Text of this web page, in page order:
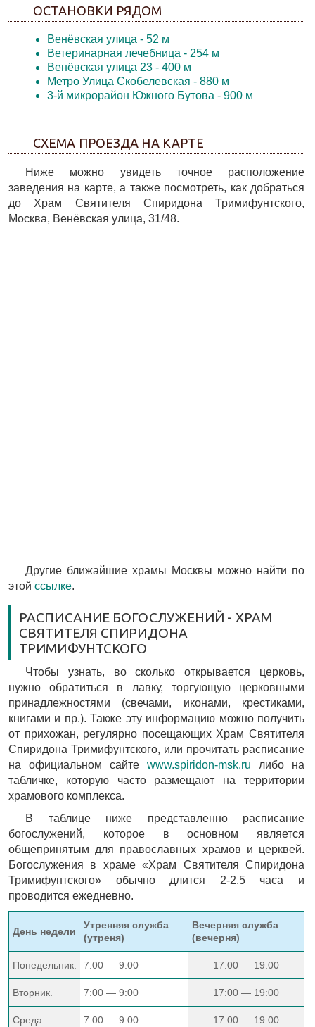
ОСТАНОВКИ РЯДОМ
Венёвская улица - 52 м
Ветеринарная лечебница - 254 м
Венёвская улица 23 - 400 м
Метро Улица Скобелевская - 880 м
3-й микрорайон Южного Бутова - 900 м
СХЕМА ПРОЕЗДА НА КАРТЕ
Ниже можно увидеть точное расположение
заведения на карте, а также посмотреть, как добраться
до Храм Святителя Спиридона Тримифунтского,
Москва, Венёвская улица, 31/48.
Другие ближайшие храмы Москвы можно найти по
этой ссылке.
РАСПИСАНИЕ БОГОСЛУЖЕНИЙ - ХРАМ
СВЯТИТЕЛЯ СПИРИДОНА
ТРИМИФУНТСКОГО
Чтобы узнать, во сколько открывается церковь,
нужно обратиться в лавку, торгующую церковными
принадлежностями (свечами, иконами, крестиками,
книгами и пр.). Также эту информацию можно получить
от прихожан, регулярно посещающих Храм Святителя
Спиридона Тримифунтского, или прочитать расписание
на официальном сайте www.spiridon-msk.ru либо на
табличке, которую часто размещают на территории
храмового комплекса.
В таблице ниже представленно расписание
богослужений, которое в основном является
общепринятым для православных храмов и церквей.
Богослужения в храме «Храм Святителя Спиридона
Тримифунтского» обычно длится 2-2.5 часа и
проводится ежедневно.
День недели
Утренняя служба
(утреня)
Вечерняя служба
(вечерня)
Понедельник. 7:00 — 9:00 17:00 — 19:00
Вторник. 7:00 — 9:00 17:00 — 19:00
Среда. 7:00 — 9:00 17:00 — 19:00